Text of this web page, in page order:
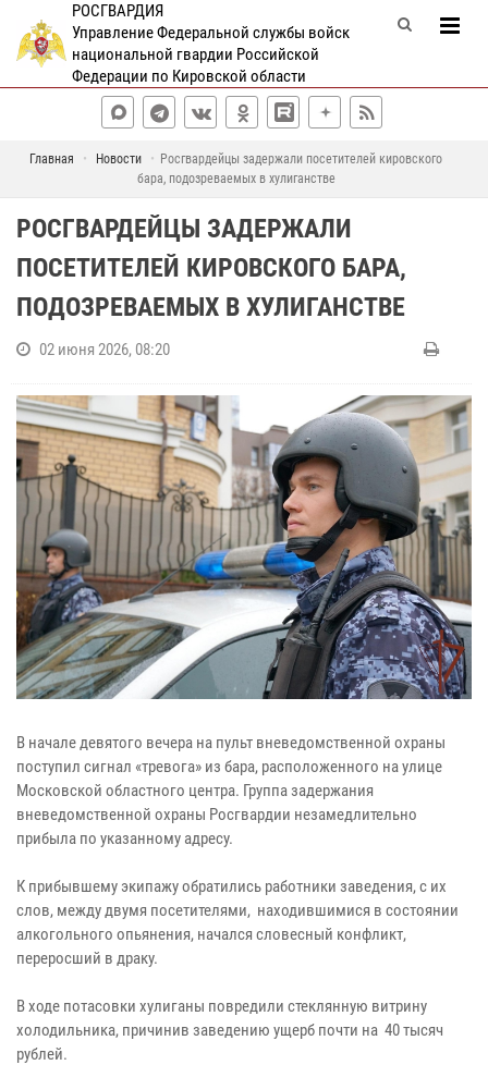
РОСГВАРДИЯ
Управление Федеральной службы войск
национальной гвардии Российской
Федерации по Кировской области
Главная Новости
Росгвардейцы задержали посетителей кировского
бара, подозреваемых в хулиганстве
РОСГВАРДЕЙЦЫ ЗАДЕРЖАЛИ
ПОСЕТИТЕЛЕЙ КИРОВСКОГО БАРА,
ПОДОЗРЕВАЕМЫХ В ХУЛИГАНСТВЕ
02 июня 2026, 08:20
В начале девятого вечера на пульт вневедомственной охраны
поступил сигнал «тревога» из бара, расположенного на улице
Московской областного центра. Группа задержания
вневедомственной охраны Росгвардии незамедлительно
прибыла по указанному адресу.
К прибывшему экипажу обратились работники заведения, с их
слов, между двумя посетителями, находившимися в состоянии
алкогольного опьянения, начался словесный конфликт,
переросший в драку.
В ходе потасовки хулиганы повредили стеклянную витрину
холодильника, причинив заведению ущерб почти на 40 тысяч
рублей.